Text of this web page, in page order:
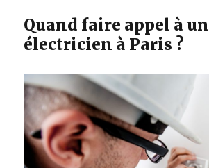
Quand faire appel à un
électricien à Paris ?